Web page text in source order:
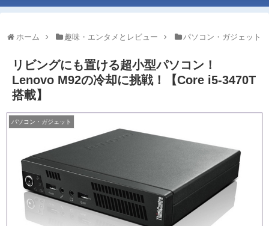
ホーム 趣味・エンタメとレビュー パソコン・ガジェット
リビングにも置ける超小型パソコン！
Lenovo M92の冷却に挑戦！【Core i5-3470T
搭載】
パソコン・ガジェット